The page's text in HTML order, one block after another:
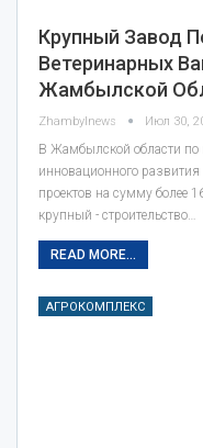
Крупный Завод
Ветеринарных
Жамбылской
Zhambylnews Июл 30,
В Жамбылской области по
инновационного развития
проектов на сумму более
крупный - строительство…
READ MORE...
АГРОКОМПЛЕКС